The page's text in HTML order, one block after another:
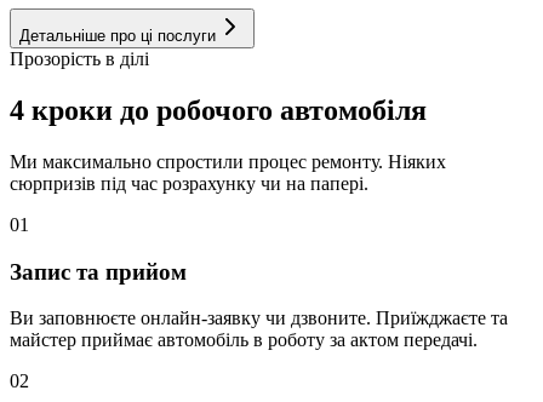
Детальніше про ці послуги
Прозорість в ділі
4 кроки до робочого автомобіля
Ми максимально спростили процес ремонту. Ніяких
сюрпризів під час розрахунку чи на папері.
01
Запис та прийом
Ви заповнюєте онлайн-заявку чи дзвоните. Приїжджаєте та
майстер приймає автомобіль в роботу за актом передачі.
02